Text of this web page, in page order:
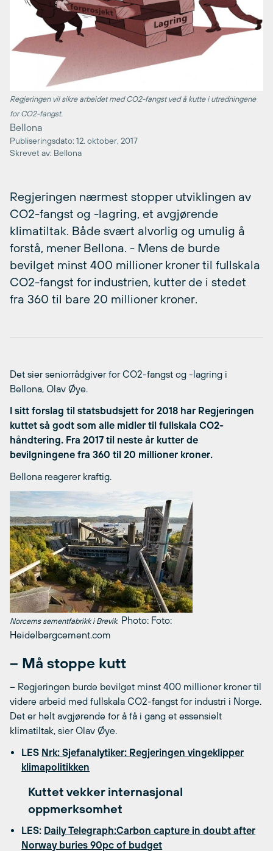
Regjeringen vil sikre arbeidet med CO2-fangst ved å kutte i utredningene
for CO2-fangst.
Bellona
Publiseringsdato: 12. oktober, 2017
Skrevet av: Bellona
Regjeringen nærmest stopper utviklingen av
CO2-fangst og -lagring, et avgjørende
klimatiltak. Både svært alvorlig og umulig å
forstå, mener Bellona. - Mens de burde
bevilget minst 400 millioner kroner til fullskala
CO2-fangst for industrien, kutter de i stedet
fra 360 til bare 20 millioner kroner.
Det sier seniorrådgiver for CO2-fangst og -lagring i
Bellona, Olav Øye.
I sitt forslag til statsbudsjett for 2018 har Regjeringen
kuttet så godt som alle midler til fullskala CO2-
håndtering. Fra 2017 til neste år kutter de
bevilgningene fra 360 til 20 millioner kroner.
Bellona reagerer kraftig.
Norcems sementfabrikk i Brevik. Photo: Foto:
Heidelbergcement.com
– Må stoppe kutt
– Regjeringen burde bevilget minst 400 millioner kroner til
videre arbeid med fullskala CO2-fangst for industri i Norge.
Det er helt avgjørende for å få i gang et essensielt
klimatiltak, sier Olav Øye.
LES Nrk: Sjefanalytiker: Regjeringen vingeklipper
klimapolitikken
Kuttet vekker internasjonal
oppmerksomhet
LES: Daily Telegraph:Carbon capture in doubt after
Norway buries 90pc of budget